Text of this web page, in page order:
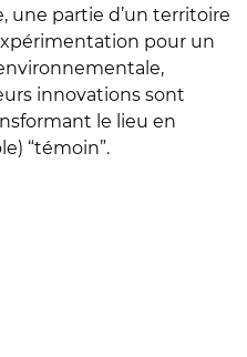
une partie d’un territoire
pour un
innovations sont
le lieu en
“témoin”.